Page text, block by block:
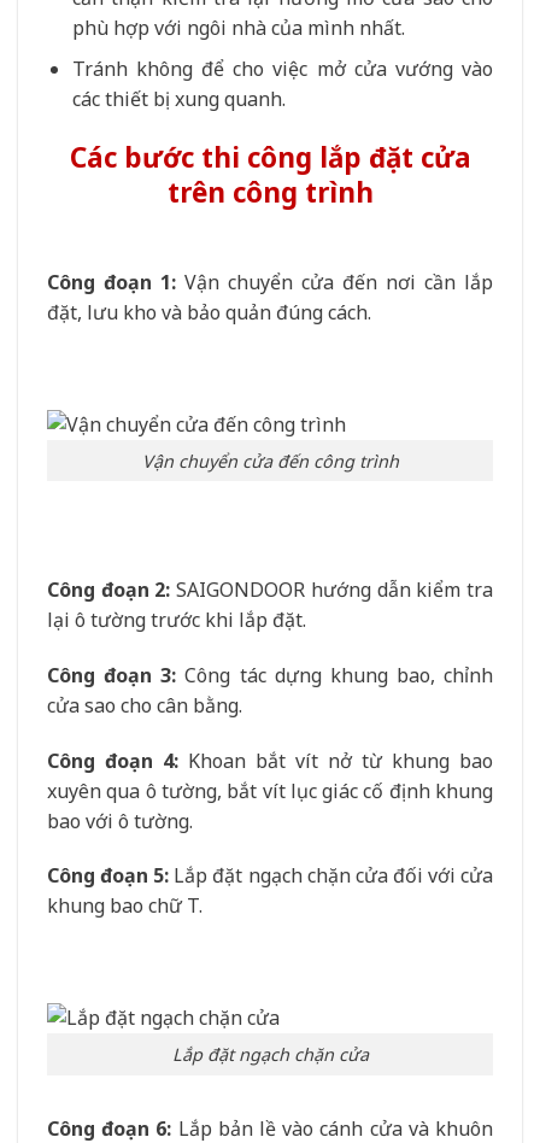
phù hợp với ngôi nhà của mình nhất.
Tránh không để cho việc mở cửa vướng vào
các thiết bị xung quanh.
Các bước thi công lắp đặt cửa
trên công trình
Công đoạn 1: Vận chuyển cửa đến nơi cần lắp
đặt, lưu kho và bảo quản đúng cách.
Vận chuyển cửa đến công trình
Công đoạn 2: SAIGONDOOR hướng dẫn kiểm tra
lại ô tường trước khi lắp đặt.
Công đoạn 3: Công tác dựng khung bao, chỉnh
cửa sao cho cân bằng.
Công đoạn 4: Khoan bắt vít nở từ khung bao
xuyên qua ô tường, bắt vít lục giác cố định khung
bao với ô tường.
Công đoạn 5: Lắp đặt ngạch chặn cửa đối với cửa
khung bao chữ T.
Lắp đặt ngạch chặn cửa
Công đoạn 6: Lắp bản lề vào cánh cửa và khuôn